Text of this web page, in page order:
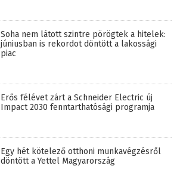
Soha nem látott szintre pörögtek a hitelek:
júniusban is rekordot döntött a lakossági
piac
Erős félévet zárt a Schneider Electric új
Impact 2030 fenntarthatósági programja
Egy hét kötelező otthoni munkavégzésről
döntött a Yettel Magyarország